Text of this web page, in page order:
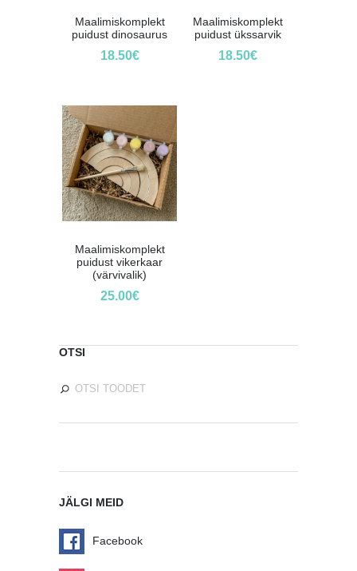
Maalimiskomplekt
puidust dinosaurus
18.50€
Maalimiskomplekt
puidust ükssarvik
18.50€
Maalimiskomplekt
puidust vikerkaar
(värvivalik)
25.00€
OTSI
JÄLGI MEID
Facebook